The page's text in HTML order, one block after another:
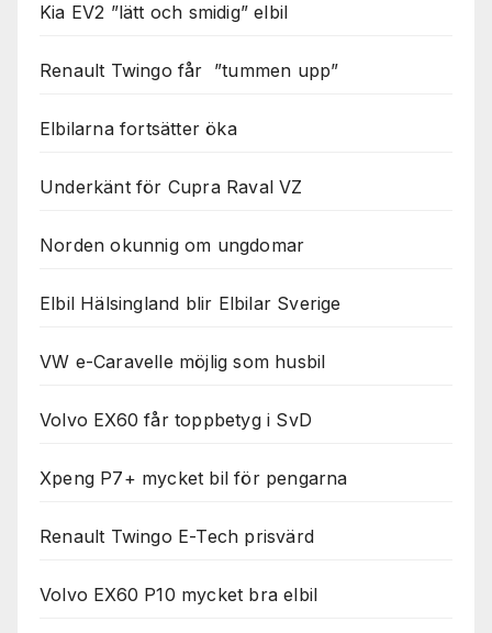
Kia EV2 ”lätt och smidig” elbil
Renault Twingo får ”tummen upp”
Elbilarna fortsätter öka
Underkänt för Cupra Raval VZ
Norden okunnig om ungdomar
Elbil Hälsingland blir Elbilar Sverige
VW e-Caravelle möjlig som husbil
Volvo EX60 får toppbetyg i SvD
Xpeng P7+ mycket bil för pengarna
Renault Twingo E-Tech prisvärd
Volvo EX60 P10 mycket bra elbil